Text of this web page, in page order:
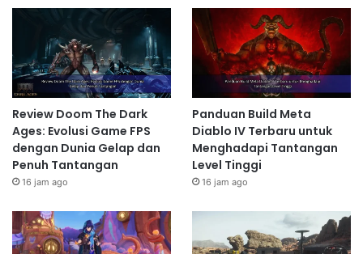
Review Doom The Dark
Ages: Evolusi Game FPS
dengan Dunia Gelap dan
Penuh Tantangan
16 jam ago
Panduan Build Meta
Diablo IV Terbaru untuk
Menghadapi Tantangan
Level Tinggi
16 jam ago